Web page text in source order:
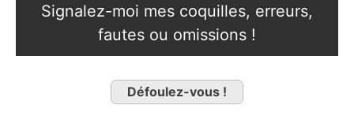
Signalez-moi mes coquilles, erreurs,
fautes ou omissions !
Défoulez-vous !